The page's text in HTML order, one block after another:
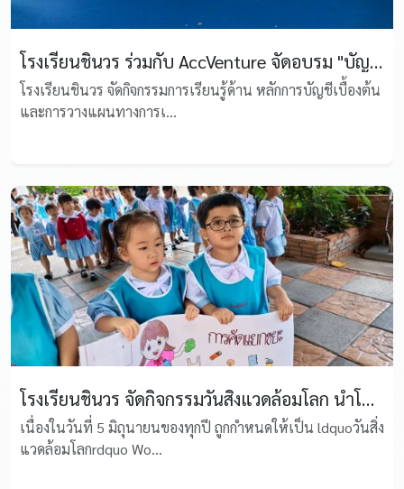
โรงเรียนชินวร ร่วมกับ AccVenture จัดอบรม "บัญชีเบื้องต้น" เติมทักษะการเงิน ป.5–6 ในวิชานวัตกรรมเพื่ออนาคต
โรงเรียนชินวร จัดกิจกรรมการเรียนรู้ด้าน หลักการบัญชีเบื้องต้น
และการวางแผนทางการเ...
โรงเรียนชินวร จัดกิจกรรมวันสิ่งแวดล้อมโลก นำโดยนักเรียนอนุบาลร่วมรณรงค์รักษ์โลกและลดขยะ
เนื่องในวันที่ 5 มิถุนายนของทุกปี ถูกกำหนดให้เป็น ldquoวันสิ่ง
แวดล้อมโลกrdquo Wo...